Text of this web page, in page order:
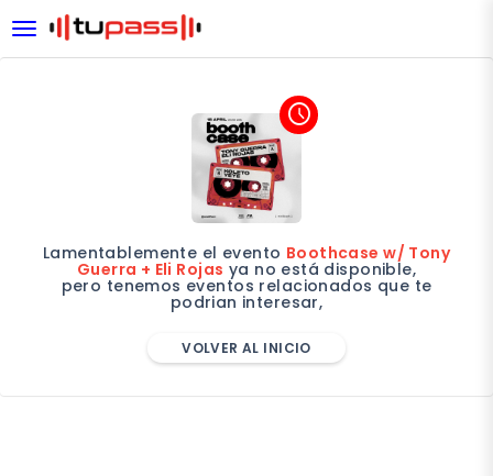
desplegar navegación
access_time
Lamentablemente el evento Boothcase w/ Tony
Guerra + Eli Rojas ya no está disponible,
pero tenemos eventos relacionados que te
podrian interesar,
VOLVER AL INICIO